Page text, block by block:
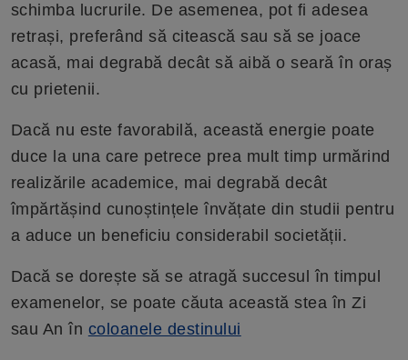
schimba lucrurile. De asemenea, pot fi adesea
retrași, preferând să citească sau să se joace
acasă, mai degrabă decât să aibă o seară în oraș
cu prietenii.
Dacă nu este favorabilă, această energie poate
duce la una care petrece prea mult timp urmărind
realizările academice, mai degrabă decât
împărtășind cunoștințele învățate din studii pentru
a aduce un beneficiu considerabil societății.
Dacă se dorește să se atragă succesul în timpul
examenelor, se poate căuta această stea în Zi
sau An în coloanele destinului